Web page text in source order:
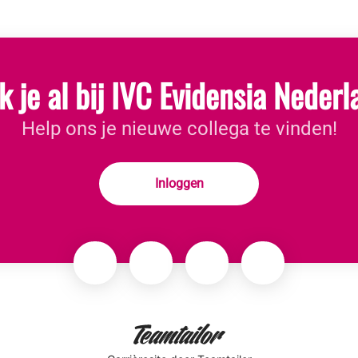
je al bij IVC Evidensia
Help ons je nieuwe collega te vinden!
Inloggen